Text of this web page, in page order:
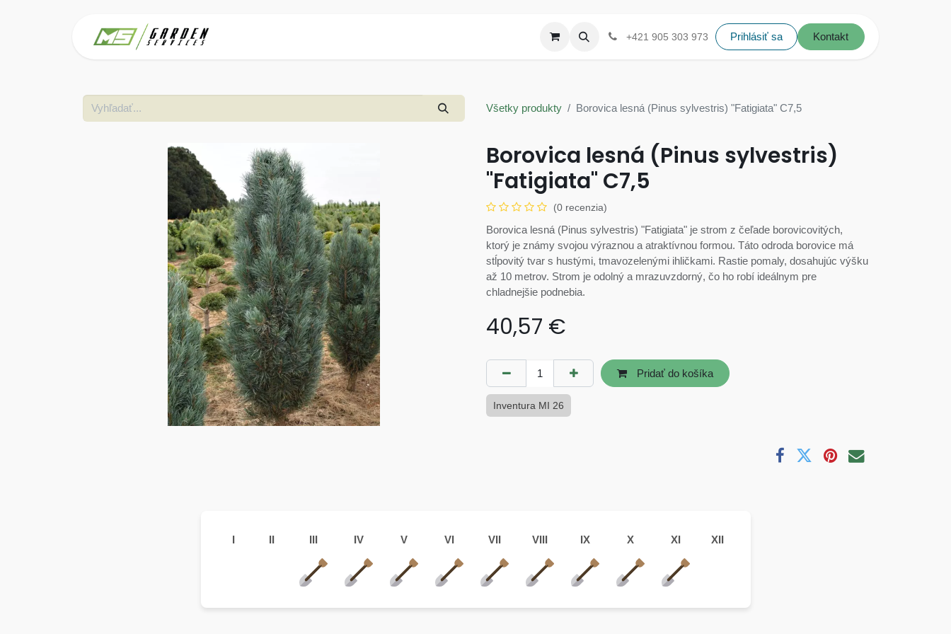
+421 905 303 973 Prihlásiť sa Kontakt
Všetky produkty Borovica lesná (Pinus sylvestris) "Fatigiata" C7,5
Borovica lesná (Pinus sylvestris)
"Fatigiata" C7,5
(0 recenzia)
Borovica lesná (Pinus sylvestris) "Fatigiata" je strom z čeľade borovicovitých,
ktorý je známy svojou výraznou a atraktívnou formou. Táto odroda borovice má
stĺpovitý tvar s hustými, tmavozelenými ihličkami. Rastie pomaly, dosahujúc výšku
až 10 metrov. Strom je odolný a mrazuvzdorný, čo ho robí ideálnym pre
chladnejšie podnebia.
40,57 €
Pridať do košíka
Inventura MI 26
I II III IV V VI VII VIII IX X XI XII